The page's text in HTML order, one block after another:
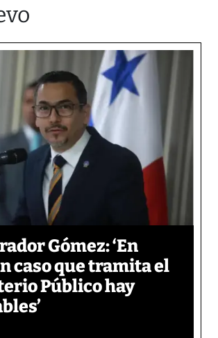
Gómez: ‘En
caso que tramita el
Público hay